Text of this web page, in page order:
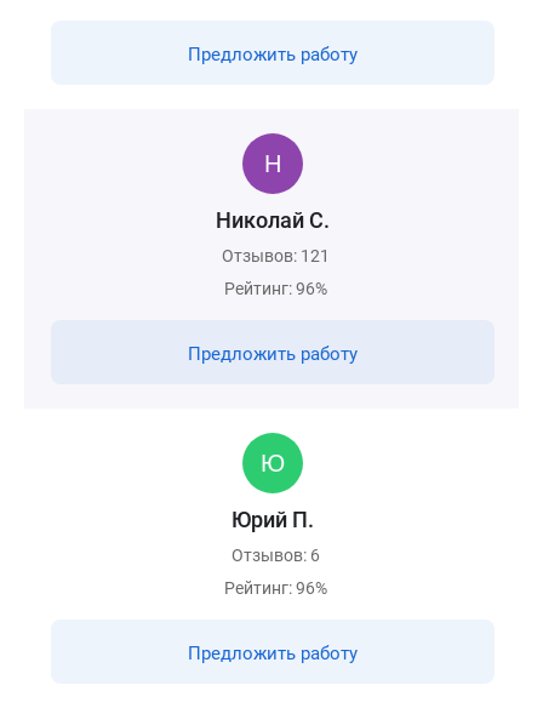
Предложить работу
Николай С.
Отзывов: 121
Рейтинг: 96%
Предложить работу
Юрий П.
Отзывов: 6
Рейтинг: 96%
Предложить работу